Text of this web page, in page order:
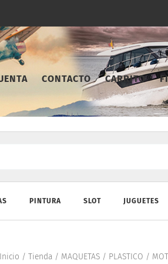
CONTACTO CARRITO
PINTURA SLOT JUGUETES
Inicio / Tienda/ MAQUETAS/ PLASTICO /